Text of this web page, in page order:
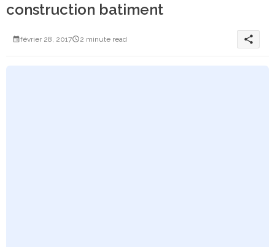
construction batiment
février 28, 2017 2 minute read share